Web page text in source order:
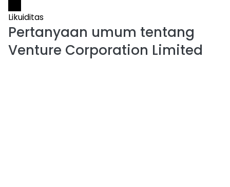
Likuiditas
Pertanyaan umum tentang
Venture Corporation Limited